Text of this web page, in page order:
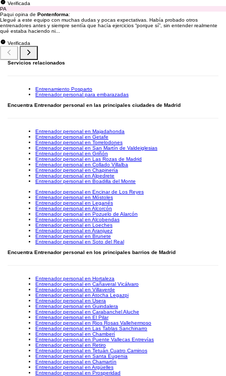
Verificada
PA
Paqui opina de Pontenforma:
Llegué a este equipo con muchas dudas y pocas expectativas. Había probado otros
entrenadores antes y siempre sentía que hacía ejercicios “porque sí”, sin entender realmente
qué estaba haciendo ni...
Verificada
Servicios relacionados
Entrenamiento Posparto
Entrenador personal para embarazadas
Encuentra Entrenador personal en las principales ciudades de Madrid
Entrenador personal en Majadahonda
Entrenador personal en Getafe
Entrenador personal en Torrelodones
Entrenador personal en San Martín de Valdeiglesias
Entrenador personal en Griñón
Entrenador personal en Las Rozas de Madrid
Entrenador personal en Collado Villalba
Entrenador personal en Chapinería
Entrenador personal en Alpedrete
Entrenador personal en Boadilla del Monte
Entrenador personal en Encinar de Los Reyes
Entrenador personal en Móstoles
Entrenador personal en Leganés
Entrenador personal en Alcorcón
Entrenador personal en Pozuelo de Alarcón
Entrenador personal en Alcobendas
Entrenador personal en Loeches
Entrenador personal en Aranjuez
Entrenador personal en Brunete
Entrenador personal en Soto del Real
Encuentra Entrenador personal en los principales barrios de Madrid
Entrenador personal en Hortaleza
Entrenador personal en Cañaveral Vicálvaro
Entrenador personal en Villaverde
Entrenador personal en Atocha Legazpi
Entrenador personal en Usera
Entrenador personal en Guindalera
Entrenador personal en Carabanchel Aluche
Entrenador personal en El Pilar
Entrenador personal en Rios Rosas Vallehermoso
Entrenador personal en Las Tablas Sanchinarro
Entrenador personal en Chamberí
Entrenador personal en Puente Vallecas Entrevías
Entrenador personal en Retiro
Entrenador personal en Tetuán Cuatro Caminos
Entrenador personal en Santa Eugenia
Entrenador personal en Chamartín
Entrenador personal en Argüelles
Entrenador personal en Prosperidad